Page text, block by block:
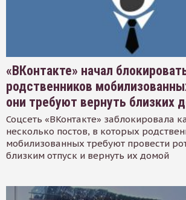
«ВКонтакте» начал
родственников
они требуют вернуть близких
Соцсеть «ВКонтакте» заблокировала
несколько постов, в которых
мобилизованных требуют провести
близким отпуск и вернуть их домой